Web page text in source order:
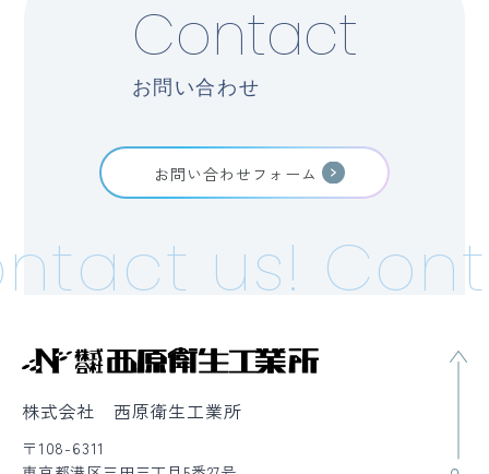
Contact
お問い合わせ
お問い合わせフォーム
us!
株式会社 西原衛生工業所
〒108-6311